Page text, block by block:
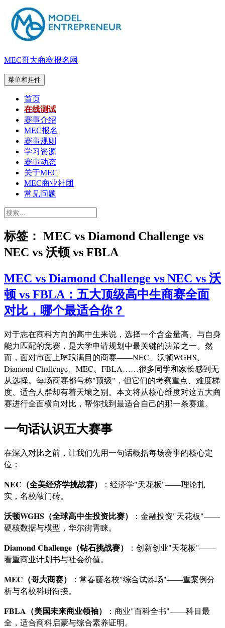
至
内
MEC哥大商赛报名网
菜单和挂件
首页
在线测试
赛事介绍
MEC报名
赛事规则
学习资源
赛事动态
关于MEC
MEC商业社团
常见问题
搜
标签： MEC vs Diamond Challenge vs
NEC vs 沃顿 vs FBLA
MEC vs Diamond Challenge vs NEC vs 沃
顿 vs FBLA：五大顶级高中生商赛全面
对比，哪个最适合你？
对于志在商科方向的高中生来说，选择一个含金量高、与自身
能力匹配的竞赛，是大学申请规划中最关键的决策之一。然
而，面对市面上琳琅满目的商赛——NEC、沃顿WGHS、
Diamond Challenge、MEC、FBLA……很多同学和家长感到无
从选择。每场商赛都号称"顶级"，但它们的考察重点、难度梯
度、适合人群却有着天壤之别。本文将从核心维度对这五大商
赛进行全面横向对比，帮你找到最适合自己的那一条赛道。
一句话认识五大赛事
在深入对比之前，让我们先用一句话概括每场赛事的核心定
位：
NEC（全美经济学挑战赛）
：经济学"天花板"——理论扎
实，名校敲门砖。
沃顿WGHS（全球高中生投资比赛）
：金融投资"天花板"——
硬核数据与模型，华尔街青睐。
Diamond Challenge（钻石挑战赛）
：创新创业"天花板"——
看重商业计划书与社会价值。
MEC（哥大商赛）
：常春藤名校"综合试炼场"——重案例分
析与名校科研衔接。
FBLA（美国未来商业领袖）
：商业"百科全书"——科目最
全，适合商科启蒙与综合素养证明。